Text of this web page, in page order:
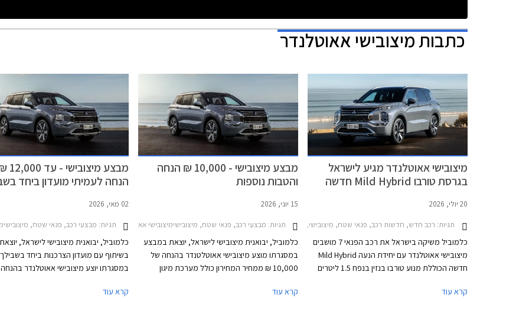
כתבותמיצובישי אאוטלנדר
מיצובישי אאוטלנדר מגיע לישראל
בגרסת טורבו Mild Hybrid חדשה
20 יולי, 2026
תגיות: רכב חדש, חדשות רכב, פנאי שטח, מיצובישי, מיצובישי אאוטלנדר 2025-2026מחירון רכב
כלמוביל משיקה בישראל את רכב הפנאי 7 מושבים
מיצובישי אאוטלנדר עם יחידת הנעה Mild Hybrid
חדשה הכוללת מנוע טורבו בנזין בנפח 1.5 ליטרים
קרא עוד
מבצע מיצובישי - 10,000 ₪ הנחה
והטבות נוספות
15 יוני, 2026
תגיות: מבצעי רכב, פנאי שטח, מיצובישימיצובישי אאוטלנדר 2025-2026
כלמוביל, יבואנית מיצובישי לישראל, יוצאת במבצע
במסגרתו מוצע מיצובישי אאוטלטנדר בהנחה של
10,000 ₪ ממחיר המחירון כולל מערכת מיגון
קרא עוד
מבצע
הנחה לעמיתי מועדון ביחד
02 מאי, 2026
תגיות: מבצעי רכב, פנאי שטח,
כלמוביל, יבואנית מיצובישי לישראל,
בשיתוף עם מועדון הצרכנות ביחד
במסגרתו יוצע מיצובישי אאוטלנדר
קרא עוד